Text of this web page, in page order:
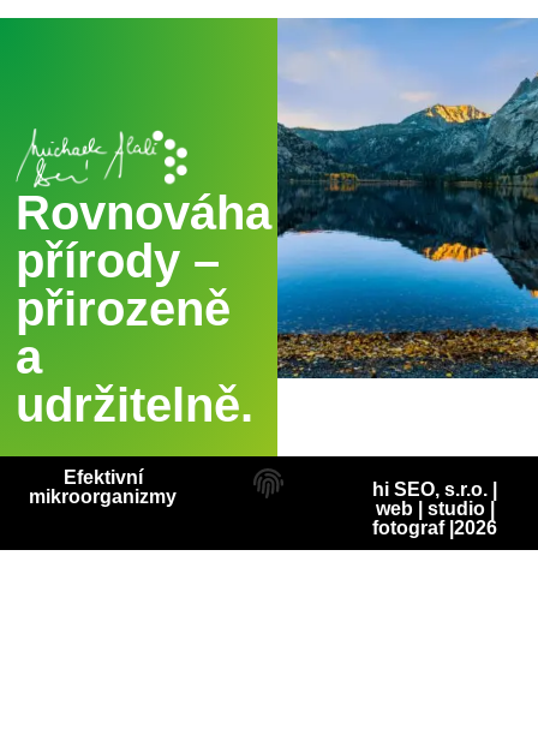
Rovnováha
přírody –
přirozeně
a
udržitelně.
hi SEO, s.r.o. |
web| studio|
fotograf|2026
Efektivní
mikroorganizmy